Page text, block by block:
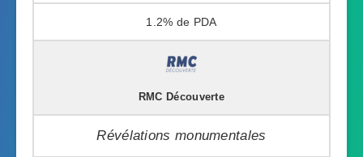
1.2%
RMC Découverte
Révélations monumentales